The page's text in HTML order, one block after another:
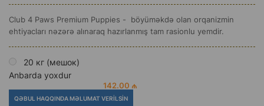
Club 4 Paws Premium Puppies - böyüməkdə olan orqanizmin
ehtiyacları nəzərə alınaraq hazırlanmış tam rasionlu yemdir.
20 кг (мешок)
Anbarda yoxdur
142.00 ₼
QƏBUL HAQQINDA MƏLUMAT VERILSIN